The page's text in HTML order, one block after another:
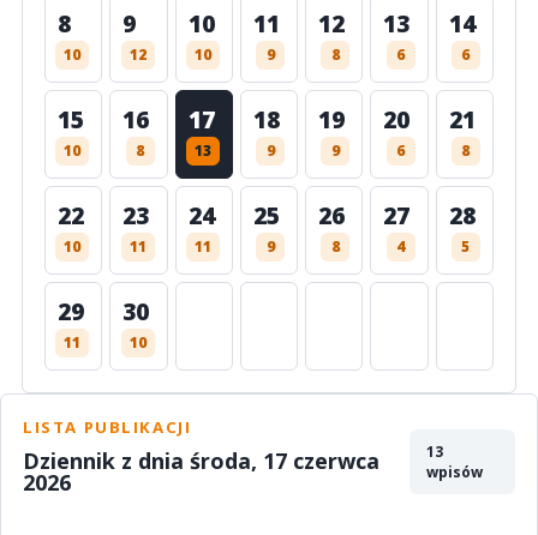
8
10
9
12
10
10
11
9
12
8
13
6
14
6
15
10
16
8
17
13
18
9
19
9
20
6
21
8
22
10
23
11
24
11
25
9
26
8
27
4
28
5
29
11
30
10
LISTA PUBLIKACJI
Dziennik z dnia środa, 17 czerwca
2026
13
wpisów